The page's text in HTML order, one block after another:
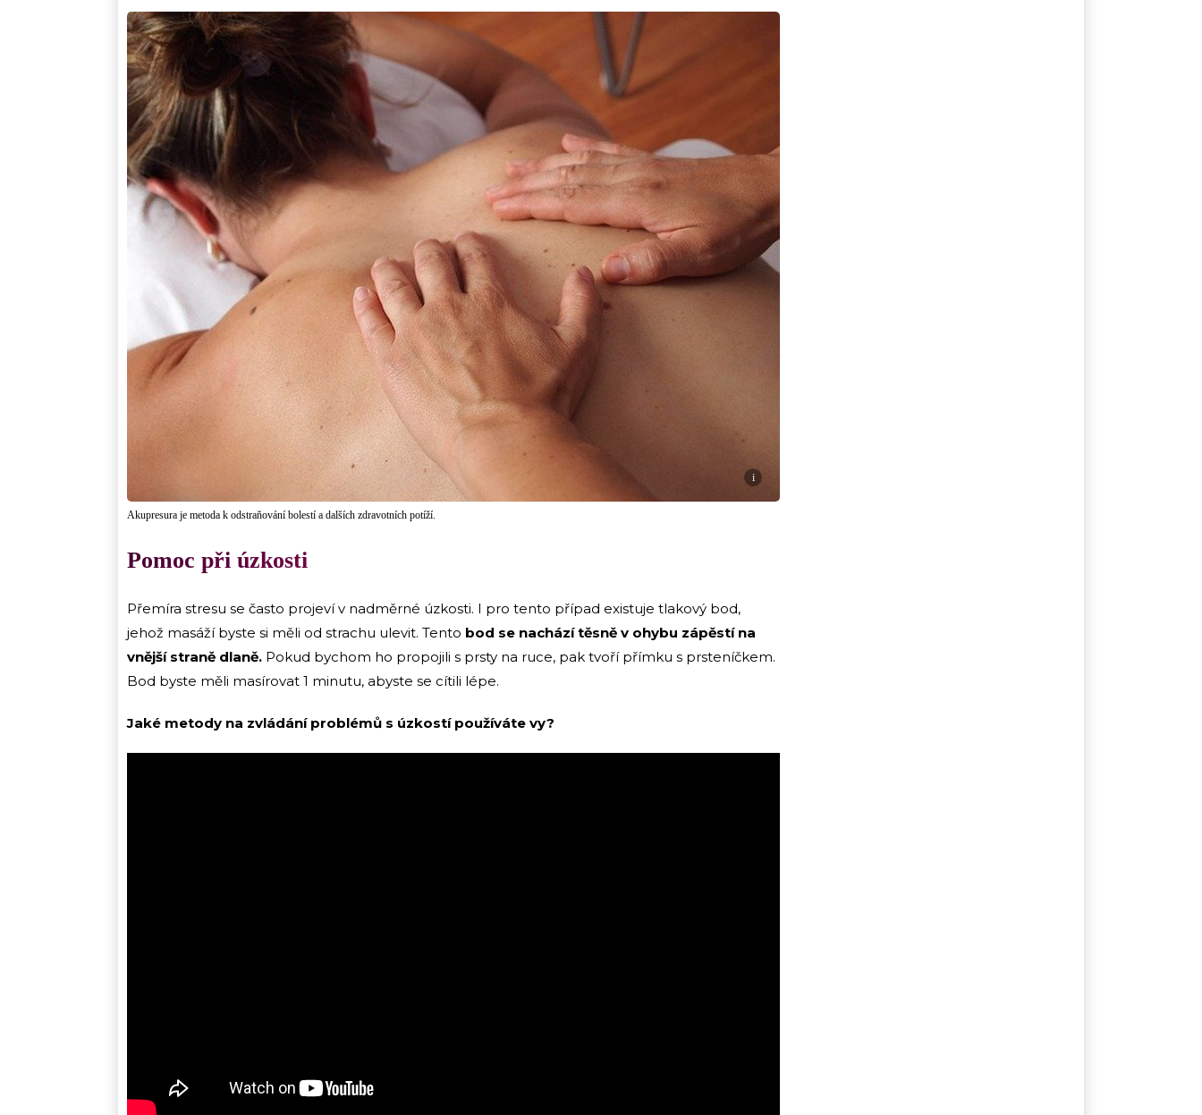
i
Akupresura je metoda k odstraňování bolestí a dalších zdravotních potíží.
Pomoc při úzkosti
Přemíra stresu se často projeví v nadměrné úzkosti. I pro tento případ existuje tlakový bod,
jehož masáží byste si měli od strachu ulevit. Tento bod se nachází těsně v ohybu zápěstí na
vnější straně dlaně. Pokud bychom ho propojili s prsty na ruce, pak tvoří přímku s prsteníčkem.
Bod byste měli masírovat 1 minutu, abyste se cítili lépe.
Jaké metody na zvládání problémů s úzkostí používáte vy?